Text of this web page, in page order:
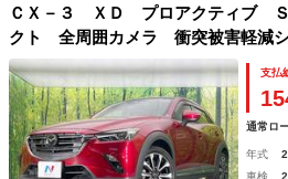
ＣＸ－３ ＸＤ プロアクティブ
クト 全周囲カメラ 衝突被害軽
ーシート ドラレコ コーナーセン
Ｄヘッド ＥＴＣ 純正１８インチ
支払
通常ロ
年式
車検